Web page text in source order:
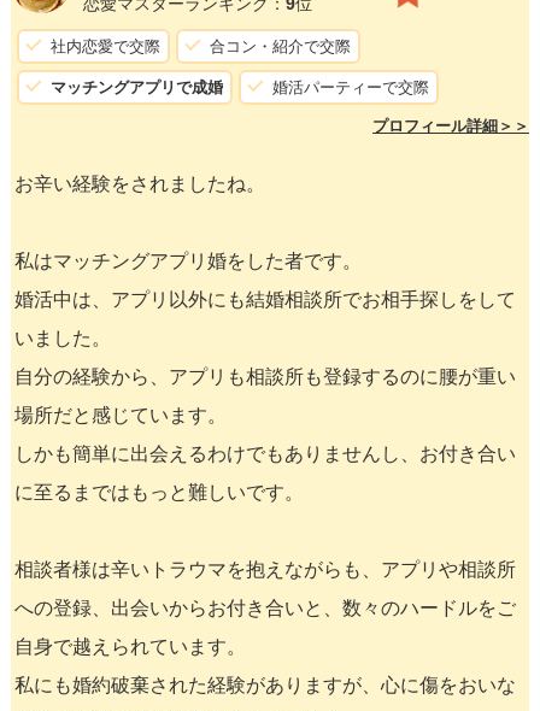
社内恋愛で交際 合コン・紹介で交際
マッチングアプリで成婚 婚活パーティーで交際
プロフィール詳細＞＞
お辛い経験をされましたね。
私はマッチングアプリ婚をした者です。
婚活中は、アプリ以外にも結婚相談所でお相手探しをして
いました。
自分の経験から、アプリも相談所も登録するのに腰が重い
場所だと感じています。
しかも簡単に出会えるわけでもありませんし、お付き合い
に至るまではもっと難しいです。
相談者様は辛いトラウマを抱えながらも、アプリや相談所
への登録、出会いからお付き合いと、数々のハードルをご
自身で越えられています。
私にも婚約破棄された経験がありますが、心に傷をおいな